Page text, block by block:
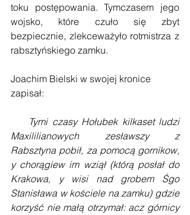
toku postępowania. Tymczasem jego
wojsko, które czuło się zbyt
bezpiecznie, zlekceważyło rotmistrza z
rabsztyńskiego zamku.
Joachim Bielski w swojej kronice
zapisał:
Maxililianowych zesławszy z
Rabsztyna pobił, za pomocą gornikow,
y chorągiew im wziął (którą posłał do
Krakowa, y wisi nad grobem Śgo
Stanisława w kościele na zamku) gdzie
korzyść nie małą otrzymał: acz górnicy